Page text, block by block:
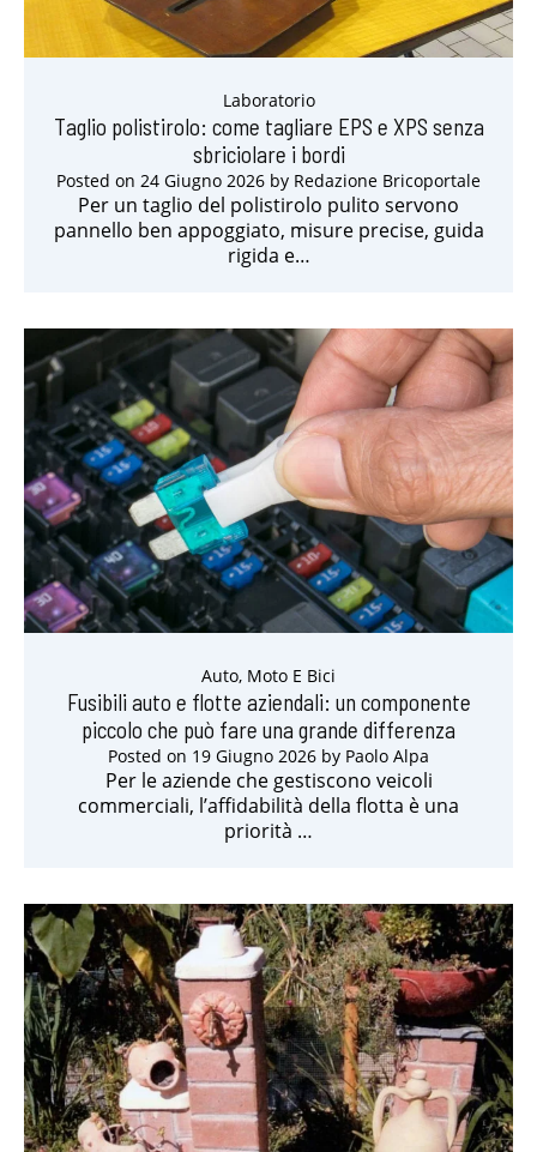
Laboratorio
Taglio polistirolo: come tagliare EPS e XPS senza
sbriciolare i bordi
Posted on 24 Giugno 2026 by Redazione Bricoportale
Per un taglio del polistirolo pulito servono
pannello ben appoggiato, misure precise, guida
rigida e…
Auto, Moto E Bici
Fusibili auto e flotte aziendali: un componente
piccolo che può fare una grande differenza
Posted on 19 Giugno 2026 by Paolo Alpa
Per le aziende che gestiscono veicoli
commerciali, l’affidabilità della flotta è una
priorità …